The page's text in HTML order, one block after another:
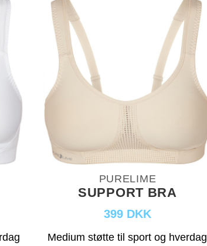
PURELIME
SUPPORT BRA
399 DKK
Medium støtte til sport og hverdag